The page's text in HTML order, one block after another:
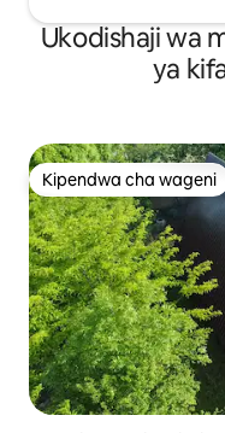
Ukodishaji wa
ya
Kipendwa cha wageni
Kipendwa cha wageni